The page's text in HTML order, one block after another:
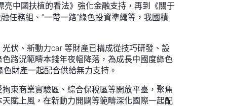
中國扶植的看法》強化金融支持，再到《關于
任務組、“一帶一路”綠色投資準繩等，我國積
伏、新動力car 等財產已構成從技巧研發、設
路況範疇本錢年夜幅降落，為成長中國度綠色
財產一起配合供給無力支持。
束商業實驗區、綜合保稅區等開放平臺，聚焦
賦上風，在新動力開闢等範疇深化國際一起配